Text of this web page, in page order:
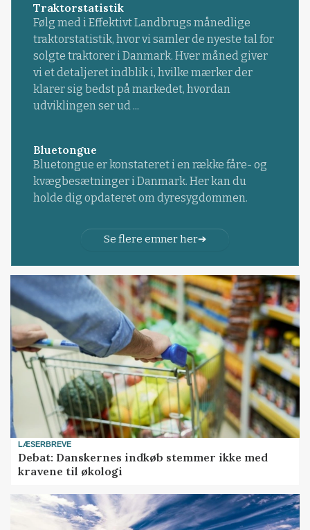
Traktorstatistik
Følg med i Effektivt Landbrugs månedlige
traktorstatistik, hvor vi samler de nyeste tal for
solgte traktorer i Danmark. Hver måned giver
vi et detaljeret indblik i, hvilke mærker der
klarer sig bedst på markedet, hvordan
udviklingen ser ud ...
Bluetongue
Bluetongue er konstateret i en række fåre- og
kvægbesætninger i Danmark. Her kan du
holde dig opdateret om dyresygdommen.
Se flere emner her
LÆSERBREVE
Debat: Danskernes indkøb stemmer ikke med
kravene til økologi